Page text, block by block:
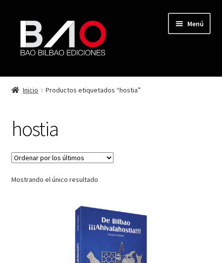
Menú
TIENDA
AUTORES
REVISTA BAO
CONTACTO
FINALIZAR COMPRA
Inicio Productos etiquetados “hostia”
hostia
Mostrando el único resultado